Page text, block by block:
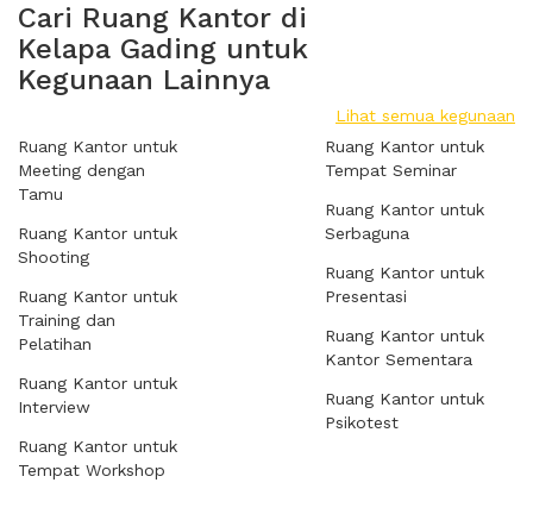
Cari Ruang Kantor di
Kelapa Gading untuk
Kegunaan Lainnya
Lihat semua kegunaan
Ruang Kantor untuk
Meeting dengan
Tamu
Ruang Kantor untuk
Shooting
Ruang Kantor untuk
Training dan
Pelatihan
Ruang Kantor untuk
Interview
Ruang Kantor untuk
Tempat Workshop
Ruang Kantor untuk
Tempat Seminar
Ruang Kantor untuk
Serbaguna
Ruang Kantor untuk
Presentasi
Ruang Kantor untuk
Kantor Sementara
Ruang Kantor untuk
Psikotest